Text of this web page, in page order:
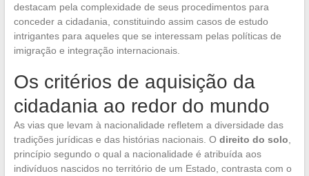
destacam pela complexidade de seus procedimentos para
conceder a cidadania, constituindo assim casos de estudo
intrigantes para aqueles que se interessam pelas políticas de
imigração e integração internacionais.
Os critérios de aquisição da
cidadania ao redor do mundo
As vias que levam à nacionalidade refletem a diversidade das
tradições jurídicas e das histórias nacionais. O direito do solo
princípio segundo o qual a nacionalidade é atribuída aos
indivíduos nascidos no território de um Estado, contrasta com o